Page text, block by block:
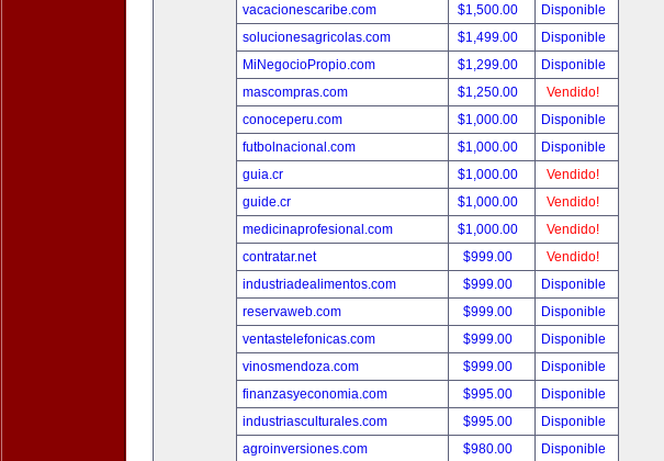
vacacionescaribe.com
$1,500.00
Disponible
solucionesagricolas.com
$1,499.00
Disponible
MiNegocioPropio.com
$1,299.00
Disponible
mascompras.com
$1,250.00
Vendido!
conoceperu.com
$1,000.00
Disponible
futbolnacional.com
$1,000.00
Disponible
guia.cr
$1,000.00
Vendido!
guide.cr
$1,000.00
Vendido!
medicinaprofesional.com
$1,000.00
Vendido!
contratar.net
$999.00
Vendido!
industriadealimentos.com
$999.00
Disponible
reservaweb.com
$999.00
Disponible
ventastelefonicas.com
$999.00
Disponible
vinosmendoza.com
$999.00
Disponible
finanzasyeconomia.com
$995.00
Disponible
industriasculturales.com
$995.00
Disponible
agroinversiones.com
$980.00
Disponible